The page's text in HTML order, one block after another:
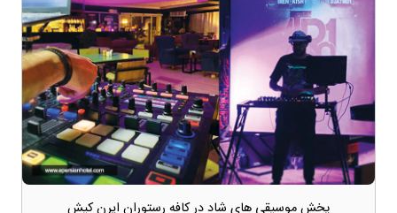
پخش موسیقی های شاد در کافه رستوران ایرن کیش